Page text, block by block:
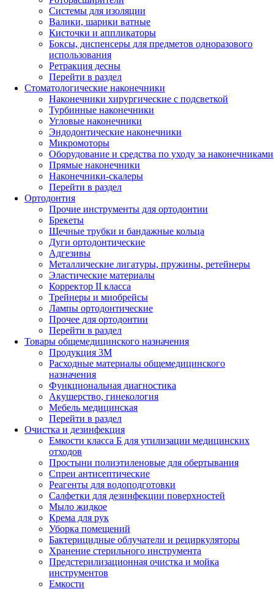
Системы для изоляции
Валики, шарики ватные
Кисточки и аппликаторы
Боксы, диспенсеры для предметов одноразового
использования
Ретракция десны
Перейти в раздел
Стоматологические наконечники
Наконечники хирургические с подсветкой
Турбинные наконечники
Угловые наконечники
Эндодонтические наконечники
Микромоторы
Оборудование и средства по уходу за наконечниками
Прямые наконечники
Наконечники-скалеры
Перейти в раздел
Ортодонтия
Прочие инструменты для ортодонтии
Брекеты
Щечные трубки и бандажные кольца
Дуги ортодонтические
Адгезивы
Металлические лигатуры, пружины, ретейнеры
Эластические материалы
Корректор II класса
Трейнеры и миобрейсы
Лампы ортодонтические
Прочее для ортодонтии
Перейти в раздел
Товары общемедицинского назначения
Продукция 3М
Расходные материалы общемедицинского
назначения
Функциональная диагностика
Акушерство, гинекология
Мебель медицинская
Перейти в раздел
Очистка и дезинфекция
Емкости класса Б для утилизации медицинских
отходов
Простыни полиэтиленовые для обертывания
Спреи антисептические
Реагенты для водоподготовки
Салфетки для дезинфекции поверхностей
Мыло жидкое
Крема для рук
Уборка помещений
Бактерицидные облучатели и рециркуляторы
Хранение стерильного инструмента
Предстерилизационная очистка и мойка
инструментов
Емкости